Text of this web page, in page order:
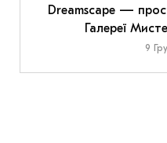
Dreamscape —
Галереї
9